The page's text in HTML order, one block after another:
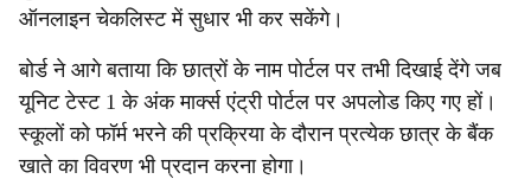
ऑनलाइन चेकलिस्ट में सुधार भी कर सकेंगे।
बोर्ड ने आगे बताया कि छात्रों के नाम पोर्टल पर तभी दिखाई देंगे जब
यूनिट टेस्ट 1 के अंक मार्क्स एंट्री पोर्टल पर अपलोड किए गए हों।
स्कूलों को फॉर्म भरने की प्रक्रिया के दौरान प्रत्येक छात्र के बैंक
खाते का विवरण भी प्रदान करना होगा।